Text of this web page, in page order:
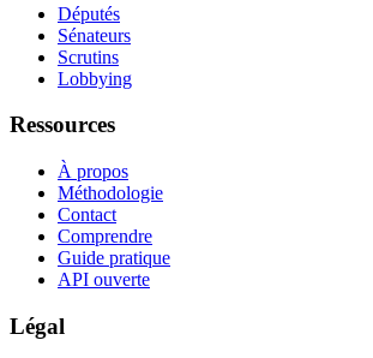
Députés
Sénateurs
Scrutins
Lobbying
Ressources
À propos
Méthodologie
Contact
Comprendre
Guide pratique
API ouverte
Légal